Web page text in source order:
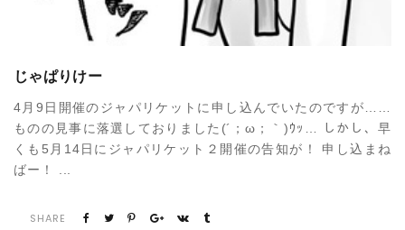
じゃぱりけー
4月9日開催のジャパリケットに申し込んでいたのですが……
ものの見事に落選しておりました(´；ω；｀)ｳｯ… しかし、早
くも5月14日にジャパリケット２開催の告知が！ 申し込まね
ばー！ ...
SHARE